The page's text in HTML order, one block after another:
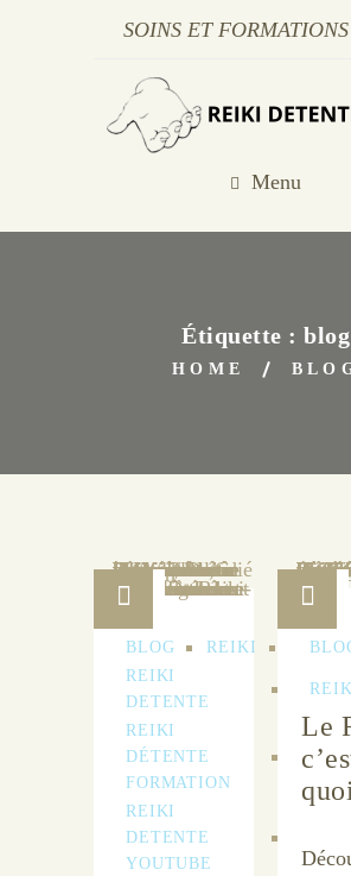
SOINS ET
Menu
Étiquette : blog
HOME
BLOG
REIKI
REIKI
DETENTE
REIKI
DÉTENTE
FORMATION
REIKI
DETENTE
YOUTUBE
Le